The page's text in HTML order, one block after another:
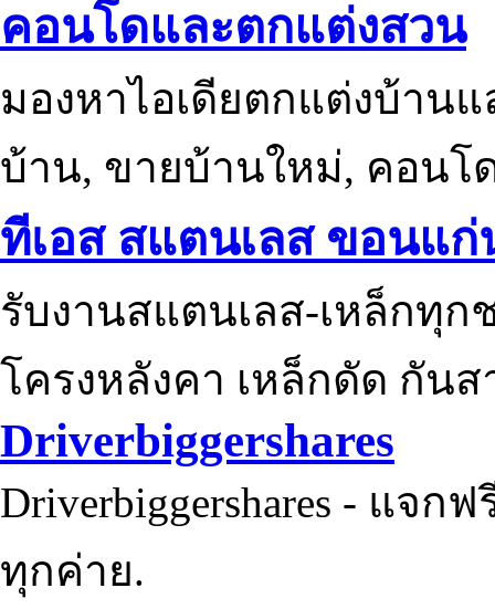
คอนโดและตกแต่งสวน
มองหาไอเดียตกแต่งบ้าน
บ้าน, ขายบ้านใหม่, คอนโ
ทีเอส สแตนเลส ขอนแก่
รับงานสแตนเลส-เหล็กทุ
โครงหลังคา เหล็กดัด กัน
Driverbiggershares
Driverbiggershares - แจก
ทุกค่าย.